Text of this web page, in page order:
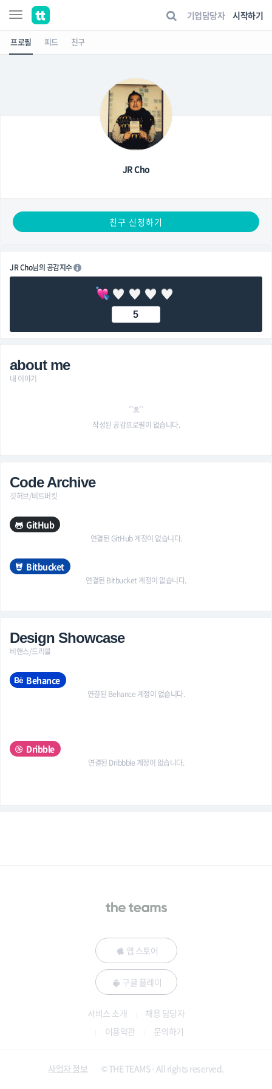
기업담당자 시작하기
프로필 피드 친구
JR Cho
친구 신청하기
JR Cho님의 공감지수
5
about me
내 이야기
ᵔᴥᵔ
작성된 공감프로필이 없습니다.
Code Archive
깃허브/비트버킷
GitHub
연결된 GitHub 계정이 없습니다.
Bitbucket
연결된 Bitbucket 계정이 없습니다.
Design Showcase
비핸스/드리블
Behance
연결된 Behance 계정이 없습니다.
Dribble
연결된 Dribbble 계정이 없습니다.
앱 스토어
구글 플레이
서비스 소개
채용 담당자
이용약관
문의하기
사업자 정보 © THE TEAMS - All rights reserved.